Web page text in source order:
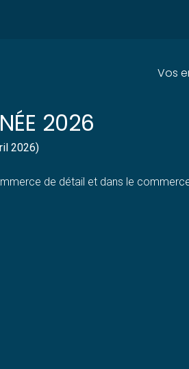
Vos
AFFAIRES
2026
2026)
de détail et dans le